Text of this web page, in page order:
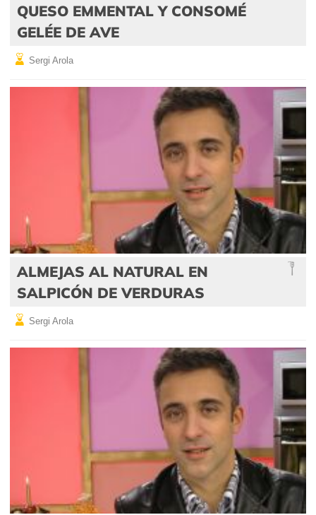
QUESO EMMENTAL Y CONSOMÉ
GELÉE DE AVE
Sergi Arola
ALMEJAS AL NATURAL EN
SALPICÓN DE VERDURAS
Sergi Arola